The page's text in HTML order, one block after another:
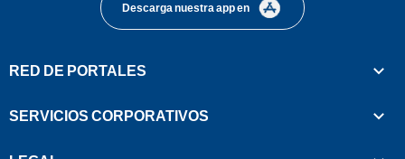
Descarga nuestra app en
RED DE PORTALES
SERVICIOS CORPORATIVOS